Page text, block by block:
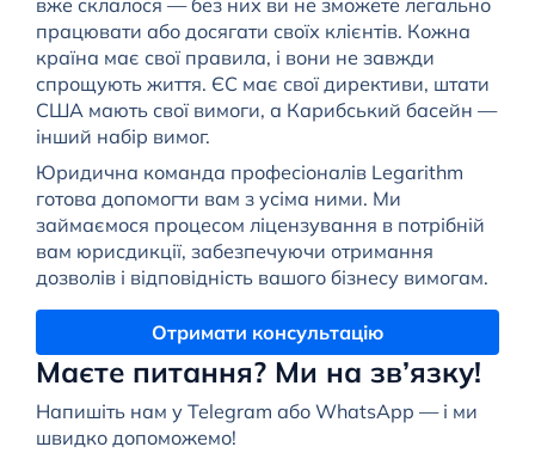
Маєте питання? Ми на зв’язку!
Напишіть нам у Telegram або WhatsApp — і ми
швидко допоможемо!
працювати або досягати своїх клієнтів. Кожна
країна має свої правила, і вони не завжди
спрощують життя. ЄС має свої директиви, штати
США мають свої вимоги, а Карибський басейн —
інший набір вимог.
Юридична команда професіоналів Legarithm
готова допомогти вам з усіма ними. Ми
займаємося процесом ліцензування в потрібній
вам юрисдикції, забезпечуючи отримання
дозволів і відповідність вашого бізнесу вимогам.
Отримати консультацію